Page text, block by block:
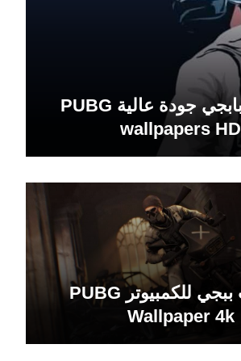
خلفيات بابجي جودة عالية PUBG
wallpapers HD
خلفيات ببجي للكمبيوتر PUBG
Wallpaper 4k